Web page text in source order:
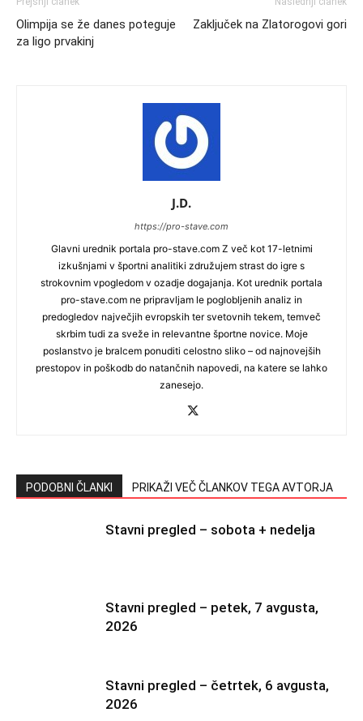
Olimpija se že danes poteguje
za ligo prvakinj
Zaključek na Zlatorogovi gori
J.D.
https://pro-stave.com
Glavni urednik portala pro-stave.com Z več kot 17-letnimi
izkušnjami v športni analitiki združujem strast do igre s
strokovnim vpogledom v ozadje dogajanja. Kot urednik portala
pro-stave.com ne pripravljam le poglobljenih analiz in
predogledov največjih evropskih ter svetovnih tekem, temveč
skrbim tudi za sveže in relevantne športne novice. Moje
poslanstvo je bralcem ponuditi celostno sliko – od najnovejših
prestopov in poškodb do natančnih napovedi, na katere se lahko
zanesejo.
PODOBNI ČLANKI PRIKAŽI VEČ ČLANKOV TEGA AVTORJA
Stavni pregled – sobota + nedelja
Stavni pregled – petek, 7 avgusta,
2026
Stavni pregled – četrtek, 6 avgusta,
2026